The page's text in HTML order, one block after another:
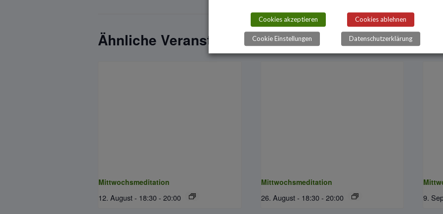
Ähnliche Veranstaltungen
Mittwochsmeditation
12. August - 18:30- 20:00
Mittwochsmeditation
26. August - 18:30 - 20:00 9.
Cookies akzeptieren Cookies ablehnen
Cookie Einstellungen Datenschutzerklärung